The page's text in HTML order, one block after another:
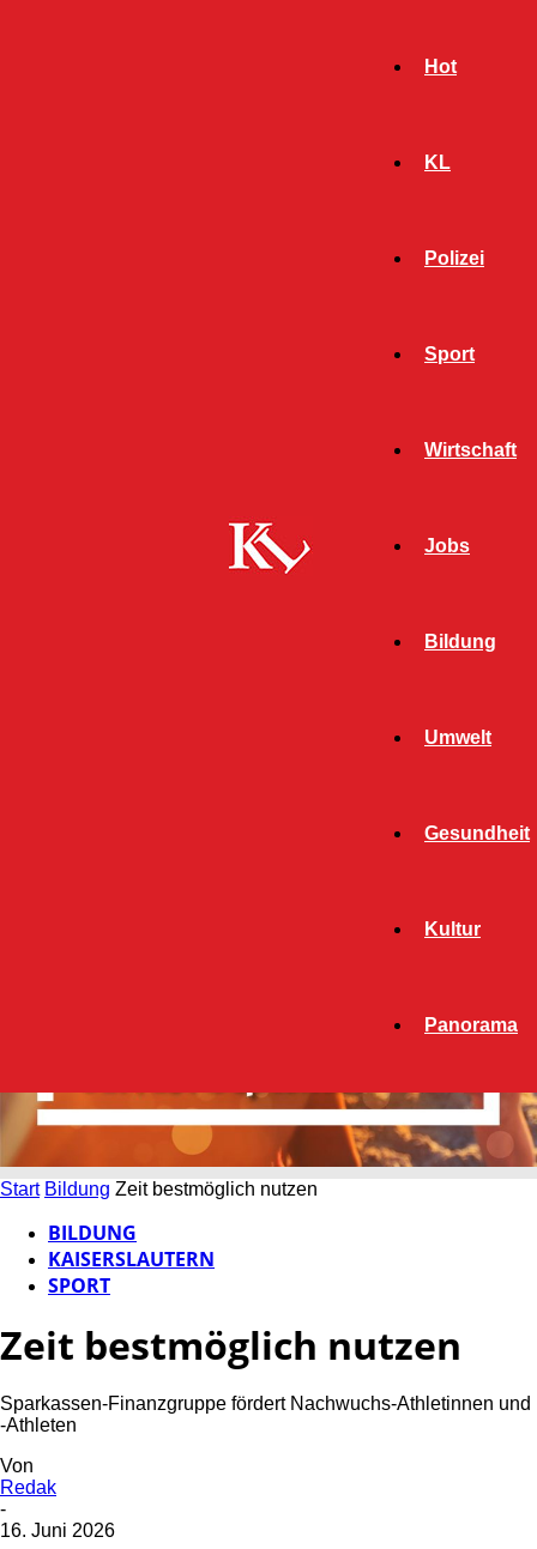
Hot
KL
Polizei
Sport
Wirtschaft
Jobs
Bildung
Umwelt
Gesundheit
Kultur
Panorama
Start Bildung Zeit bestmöglich nutzen
BILDUNG
KAISERSLAUTERN
SPORT
Zeit bestmöglich nutzen
Sparkassen-Finanzgruppe fördert Nachwuchs-Athletinnen und
-Athleten
Von
Redak
-
16. Juni 2026